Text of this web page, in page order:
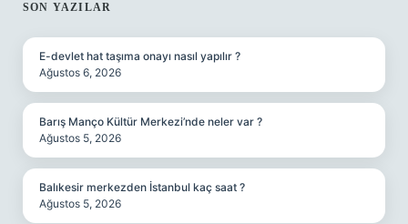
SIDEBAR
SON YAZILAR
E-devlet hat taşıma onayı nasıl yapılır ?
Ağustos 6, 2026
Barış Manço Kültür Merkezi’nde neler var ?
Ağustos 5, 2026
Balıkesir merkezden İstanbul kaç saat ?
Ağustos 5, 2026